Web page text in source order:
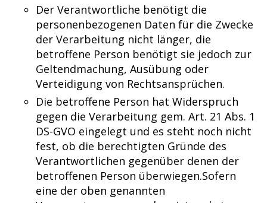
Der Verantwortliche benötigt die
personenbezogenen Daten für die Zwecke
der Verarbeitung nicht länger, die
betroffene Person benötigt sie jedoch zur
Geltendmachung, Ausübung oder
Verteidigung von Rechtsansprüchen.
Die betroffene Person hat Widerspruch
gegen die Verarbeitung gem. Art. 21 Abs. 1
DS-GVO eingelegt und es steht noch nicht
fest, ob die berechtigten Gründe des
Verantwortlichen gegenüber denen der
betroffenen Person überwiegen.Sofern
eine der oben genannten